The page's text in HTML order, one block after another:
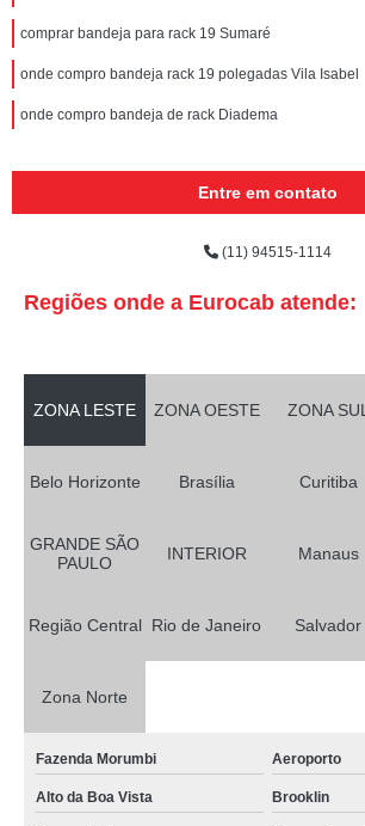
comprar bandeja para rack 19 Sumaré
onde compro bandeja rack 19 polegadas Vila Isabel
onde compro bandeja de rack Diadema
Entre em contato
(11) 94515-1114
Regiões onde a Eurocab atende:
ZONA LESTE ZONA OESTE ZONA SUL
Belo Horizonte Brasília Curitiba
GRANDE SÃO
PAULO
INTERIOR Manaus
Região Central Rio de Janeiro Salvador
Zona Norte
Fazenda Morumbi Aeroporto
Alto da Boa Vista Brooklin